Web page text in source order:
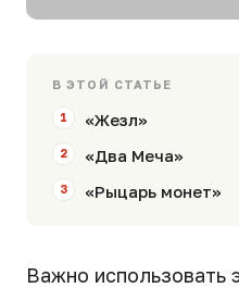
В ЭТОЙ СТАТЬЕ
«Жезл»
«Два Меча»
«Рыцарь монет»
Важно использовать